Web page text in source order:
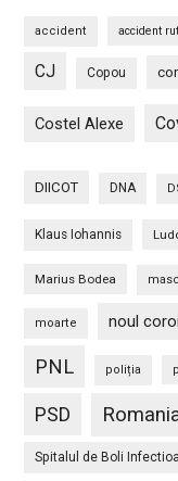
accident accident
CJ Copou
Costel Alexe
DIICOT DNA
Klaus Iohannis
Marius Bodea
moarte noul
PNL poliția
PSD
Spitalul de Boli